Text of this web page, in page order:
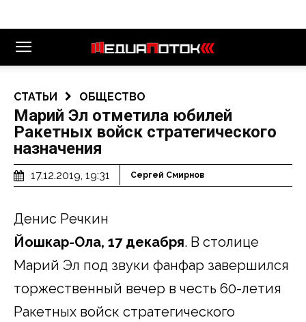
СТАТЬИ ОБЩЕСТВО
Марий Эл отметила юбилей
Ракетных войск стратегического
назначения
17.12.2019, 19:31 Сергей Смирнов
Денис Речкин
Йошкар-Ола, 17 декабря. В столице
Марий Эл под звуки фанфар завершился
торжественный вечер в честь 60-летия
Ракетных войск стратегического